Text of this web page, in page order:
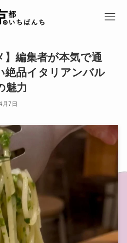
】編集者が本気で通
絶品イタリアンバル
魅力
月7日